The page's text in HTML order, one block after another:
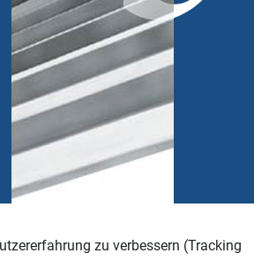
zu verbessern (Tracking